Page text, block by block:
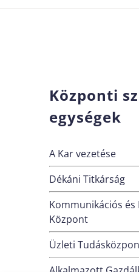
Központi
egységek
A Kar vezetése
Dékáni Titkárság
Kommunikációs és
Központ
Üzleti